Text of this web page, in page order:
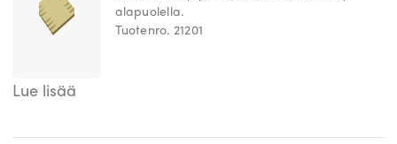
alapuolella.
Tuotenro. 21201
Lue lisää